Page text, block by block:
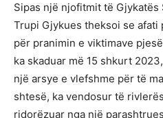
Sipas një njofitmit të
Trupi Gjykues theksoi se
për pranimin e viktimave
ka skaduar më 15 shkurt
një arsye e vlefshme për të
shtesë, ka vendosur të
ridorëzuar nga një